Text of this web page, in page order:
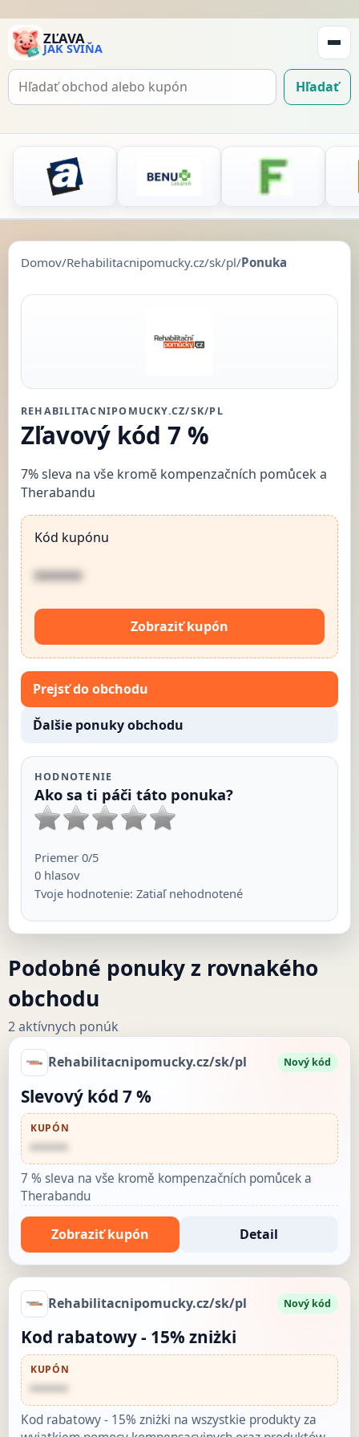
ZĽAVA
JAK SVIŇA
Hľadať
Hľadať
Domov/Rehabilitacnipomucky.cz/sk/pl/Ponuka
REHABILITACNIPOMUCKY.CZ/SK/PL
Zľavový kód 7 %
7% sleva na vše kromě kompenzačních pomůcek a
Therabandu
Kód kupónu
••••••
Zobraziť kupón
Prejsť do obchodu
Ďalšie ponuky obchodu
HODNOTENIE
Ako sa ti páči táto ponuka?
Priemer 0/5
0hlasov
Tvoje hodnotenie: Zatiaľ nehodnotené
Podobné ponuky z rovnakého
obchodu
2 aktívnych ponúk
Rehabilitacnipomucky.cz/sk/pl Nový kód
Slevový kód 7 %
KUPÓN
••••••
7 % sleva na vše kromě kompenzačních pomůcek a
Therabandu
Zobraziť kupón Detail
Rehabilitacnipomucky.cz/sk/pl Nový kód
Kod rabatowy - 15% zniżki
KUPÓN
••••••
Kod rabatowy - 15% zniżki na wszystkie produkty za